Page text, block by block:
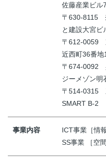
佐藤産業ビル
〒630-8115
と建設大宮ビ
〒612-0059
近西町36番
〒674-0092
ジーメゾン明
〒514-0315
SMART B-2
事業内容
ICT事業［情
SS事業 ［空間